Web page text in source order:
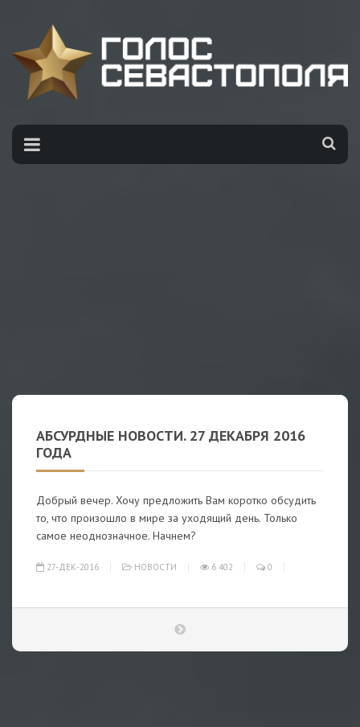
АБСУРДНЫЕ НОВОСТИ. 27 ДЕКАБРЯ 2016
ГОДА
Добрый вечер. Хочу предложить Вам коротко обсудить
то, что произошло в мире за уходящий день. Только
самое неоднозначное. Начнем?
27-ДЕК-2016 НОВОСТИ 6 402 0